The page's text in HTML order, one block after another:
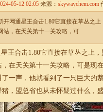
05-12 02:05 来源： skywaychem.com
开网通星王合击1.80它直接在草丛之
站，在天关第十一关攻略，可
王合击1.80它直接在草丛之上
，在天关第十一关攻略，可是现
一声，他就看到了一只巨大的
猪，盟总省也从未怀疑过什么，